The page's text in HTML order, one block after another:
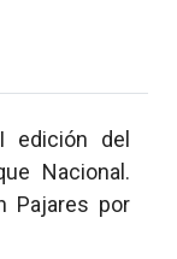
del
Nacional.
Pajares por